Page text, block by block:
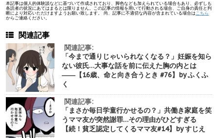
本記事は個人的体験談などに基づいて作成されており、脚色なども加えられている場合もあり、必ずしも
各読者の状況にあてはまるとは限りません。この記事の情報を用いて行動される場合、ご自身の責任と判
断により対応いただけますようお願い致します。 尚、記事に不適切な内容が含まれている場合はこちら
からご連絡ください。
関連記事
関連記事:
「今まで通りじゃいられなくなる？」妊娠を知ら
ない彼氏…大事な話を前に伝えた胸の内とは
――【16歳、命と向き合うとき #76】by ふくふ
く
関連記事:
「まさか毎日学童行かせるの？」共働き家庭を笑
うママ友が突然謝罪…その理由がひどすぎる
【続！貧乏認定してくるママ友#14】by すじえ